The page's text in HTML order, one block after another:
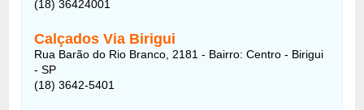
(18) 36424001
Calçados Via Birigui
Rua Barão do Rio Branco, 2181 - Bairro: Centro - Birigui
- SP
(18) 3642-5401